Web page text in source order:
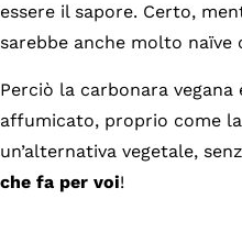
essere il sapore. Certo,
sarebbe anche molto naïve
Perciò la carbonara
affumicato, proprio come
un’alternativa vegetale,
che fa per voi!